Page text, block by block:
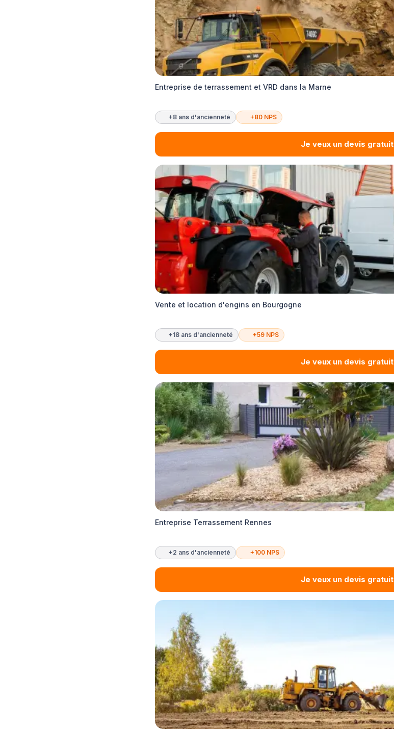
Entreprise de terrassement et VRD dans la Marne
+8 ans d'ancienneté +80 NPS
Je veux un devis gratuit
Vente et location d'engins en Bourgogne
+18 ans d'ancienneté +59 NPS
Je veux un devis gratuit
Entreprise Terrassement Rennes
+2 ans d'ancienneté +100 NPS
Je veux un devis gratuit